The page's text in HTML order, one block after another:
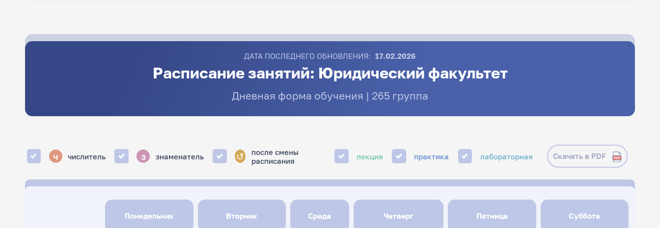
ДАТА ПОСЛЕДНЕГО ОБНОВЛЕНИЯ: 17.02.2026
Расписание занятий: Юридический факультет
Дневная форма обучения | 265 группа
ч числитель з знаменатель ↺
после смены
расписания
лекция практика лабораторная Скачать в PDF
Понедельник Вторник Среда Четверг Пятница Суббота